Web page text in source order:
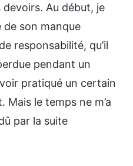
devoirs. Au début, je
son manque
responsabilité, qu’il
pendant un
pratiqué un certain
Mais le temps ne m’a
par la suite